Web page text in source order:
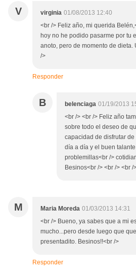
V virginia 01/08/2013 12:40
<br /> Feliz año, mi querida
hoy no he podido pasarme por tu
anoto, pero de momento de dieta.
/>
Responder
B belenciaga 01/19/2013
<br /> <br /> Feliz año
sobre todo el deseo de
capacidad de disfrutar
día a día y el buen
problemillas<br />
Besinos<br /> <br /> <br /
M Maria Moreda 01/03/2013 14:31
<br /> Bueno, ya sabes que a mi
mucho...pero desde luego que
presentadito. Besinos!!<br />
Responder